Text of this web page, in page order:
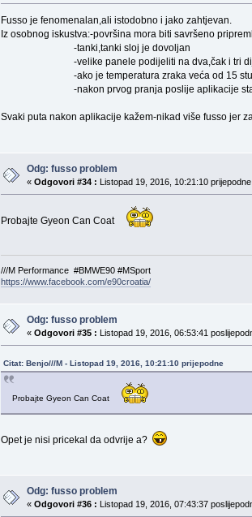
Fusso je fenomenalan,ali istodobno i jako zahtjevan.
Iz osobnog iskustva:-površina mora biti savršeno
-tanki,tanki sloj je dovoljan
-velike panele podijeliti na dva,čak i tri
-ako je temperatura zraka veća od 15
-nakon prvog pranja poslije aplikacije stavim
Svaki puta nakon aplikacije kažem-nikad više fusso jer
Odg: fusso problem
«Odgovori #34 : Listopad 19, 2016, 10:21:10
Probajte Gyeon Can Coat
///M Performance #BMWE90 #MSport
https://www.facebook.com/e90croatia/
Odg: fusso problem
«Odgovori #35 : Listopad 19, 2016, 06:53:41
Citat: Benjo///M - Listopad 19, 2016, 10:21:10 prijepodne
Probajte Gyeon Can Coat
Opet je nisi pricekal da odvrije a?
Odg: fusso problem
«Odgovori #36 : Listopad 19, 2016, 07:43:37